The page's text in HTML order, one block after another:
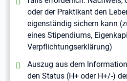
oder der Praktikant den
eigenständig sichern kann
eines Stipendiums,
Verpflichtungserklärung)
positiv:
Auszug aus dem
den Status (H+ oder H+/-)